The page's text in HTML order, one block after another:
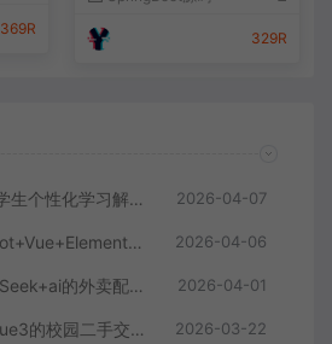
369R
329R
DeepSeek+Vue3的学生个性化学习解答AI系统 2026-04-07
基于SSM+SpringBoot+Vue+ElementPlus的聊天im系统 2026-04-06
基于遗传算法+deepSeek+ai的外卖配送系统 2026-04-01
基于Springboot3+vue3的校园二手交易平台 2026-03-22